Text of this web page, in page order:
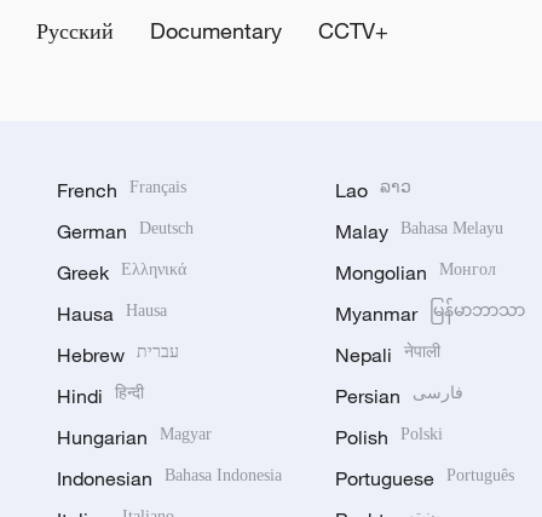
Русский Documentary CCTV+
French Français
German Deutsch
Greek Ελληνικά
Hausa Hausa
Hebrew עברית
Hindi हिन्दी
Hungarian Magyar
Indonesian Bahasa Indonesia
Lao ລາວ
Malay Bahasa Melayu
Mongolian Монгол
Myanmar မြန်မာဘာသာ
Nepali नेपाली
Persian فارسی
Polish Polski
Portuguese Português